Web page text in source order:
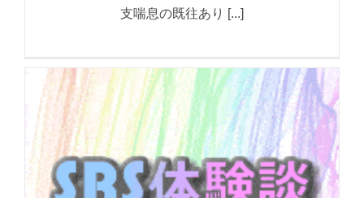
支喘息の既往あり [...]